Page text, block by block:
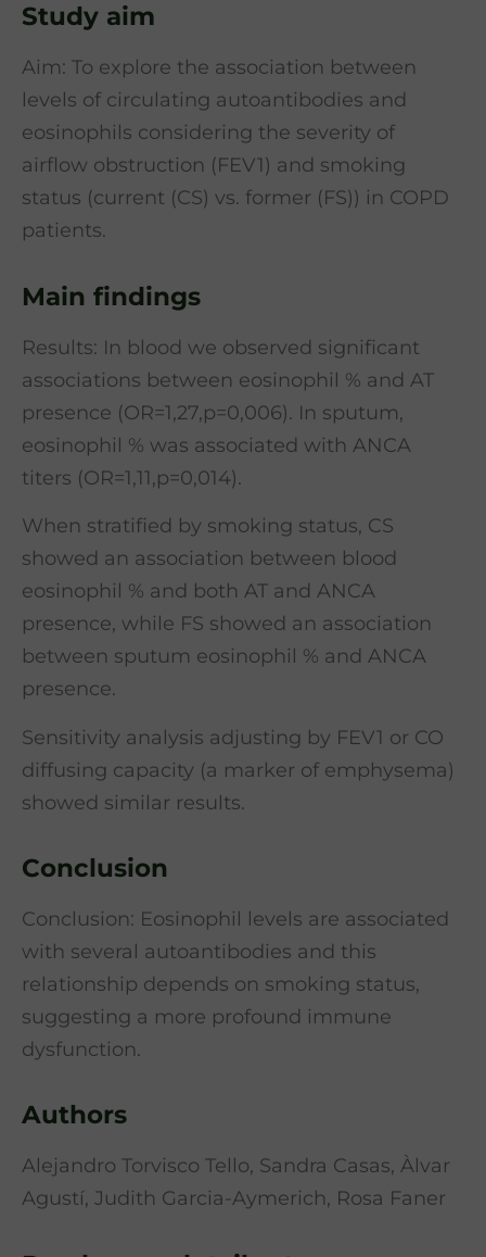
Study aim
Aim: To explore the association between
levels of circulating autoantibodies and
eosinophils considering the severity of
airflow obstruction (FEV1) and smoking
status (current (CS) vs. former (FS)) in COPD
patients.
Main findings
Results: In blood we observed significant
associations between eosinophil % and AT
presence (OR=1,27,p=0,006). In sputum,
eosinophil % was associated with ANCA
titers (OR=1,11,p=0,014).
When stratified by smoking status, CS
showed an association between blood
eosinophil % and both AT and ANCA
presence, while FS showed an association
between sputum eosinophil % and ANCA
presence.
Sensitivity analysis adjusting by FEV1 or CO
diffusing capacity (a marker of emphysema)
showed similar results.
Conclusion
Conclusion: Eosinophil levels are associated
with several autoantibodies and this
relationship depends on smoking status,
suggesting a more profound immune
dysfunction.
Authors
Alejandro Torvisco Tello, Sandra Casas, Àlvar
Agustí, Judith Garcia-Aymerich, Rosa Faner